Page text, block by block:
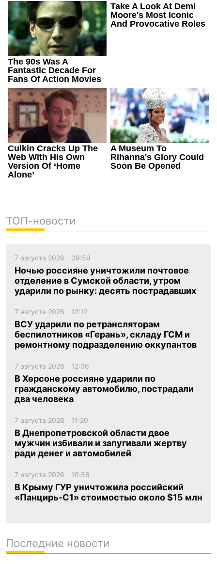
ТОП-новости
7 августа 2026 09:59
Ночью россияне уничтожили почтовое
отделение в Сумской области, утром
ударили по рынку: десять пострадавших
7 августа 2026 12:12
ВСУ ударили по ретрансляторам
беспилотников «Герань», складу ГСМ и
ремонтному подразделению оккупантов
7 августа 2026 12:06
В Херсоне россияне ударили по
гражданскому автомобилю, пострадали
два человека
7 августа 2026 11:20
В Днепропетровской области двое
мужчин избивали и запугивали жертву
ради денег и автомобилей
7 августа 2026 10:56
В Крыму ГУР уничтожила российский
«Панцирь-С1» стоимостью около $15 млн
Последние новости